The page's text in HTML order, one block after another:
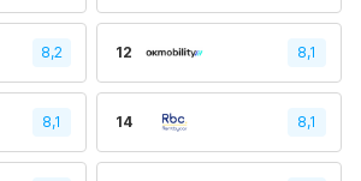
8,2 12 8,1
8,1 14 8,1